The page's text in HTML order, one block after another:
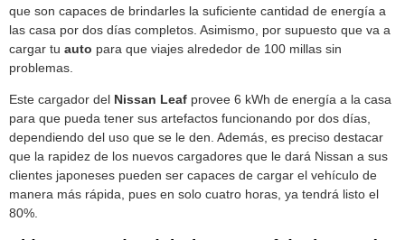
que son capaces de brindarles la suficiente cantidad de energía a
las casa por dos días completos. Asimismo, por supuesto que va a
cargar tu auto para que viajes alrededor de 100 millas sin
problemas.
Este cargador del Nissan Leaf provee 6 kWh de energía a la casa
para que pueda tener sus artefactos funcionando por dos días,
dependiendo del uso que se le den. Además, es preciso destacar
que la rapidez de los nuevos cargadores que le dará Nissan a sus
clientes japoneses pueden ser capaces de cargar el vehículo de
manera más rápida, pues en solo cuatro horas, ya tendrá listo el
80%.